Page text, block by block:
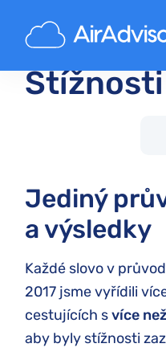
Hlavní Stížnosti
Jediný
a výsledky
Každé slovo v
2017 jsme vyřídili
cestujících svíce
aby byly stížnosti